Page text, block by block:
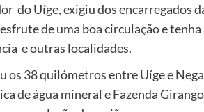
do Uíge, exigiu dos encarregados
de uma boa circulação e
e outras localidades.
os 38 quilómetros entre Uíge e
de água mineral e Fazenda